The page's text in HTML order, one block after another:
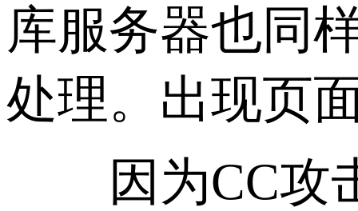
库服务器也同
处理。出现页
因为CC攻击